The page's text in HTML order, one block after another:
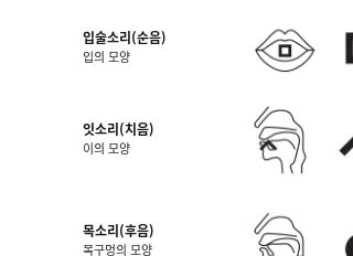
입술소리(순음)
입의 모양
잇소리(치음)
이의 모양
목소리(후음)
목구멍의 모양